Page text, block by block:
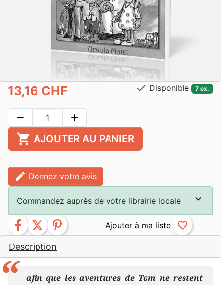
Description
afin que les aventures de Tom ne restent
13,16 CHF check Disponible 7 ex.
remove add
shopping_cart AJOUTER AU PANIER
edit Donnez votre avis
Commandez auprès de votre librairie locale
facebook twitter pinterest favorite_border